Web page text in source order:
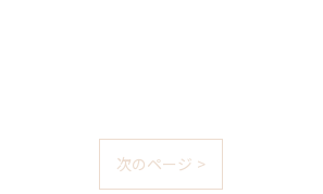
次のページ >